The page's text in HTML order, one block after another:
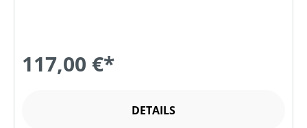
117,00 €*
DETAILS